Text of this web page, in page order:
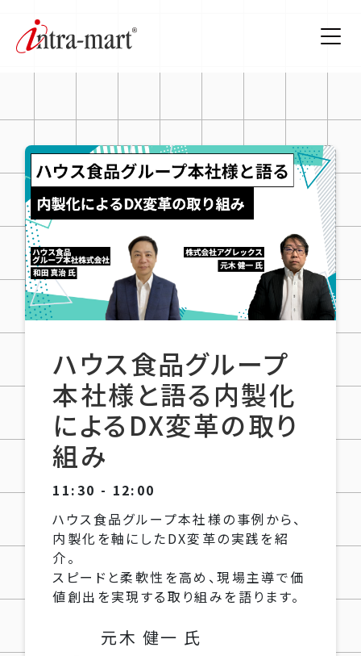
ハウス食品グループ
本社様と語る内製化
によるDX変革の取り
組み
11:30 - 12:00
ハウス食品グループ本社様の事例から、
内製化を軸にしたDX変革の実践を紹
介。
スピードと柔軟性を高め、現場主導で価
値創出を実現する取り組みを語ります。
元木 健一 氏